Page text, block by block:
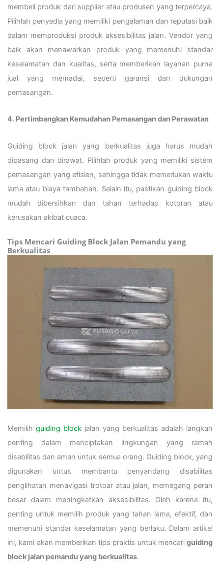
membeli produk dari supplier atau produsen yang terpercaya.
Pilihlah penyedia yang memiliki pengalaman dan reputasi baik
dalam memproduksi produk aksesibilitas jalan. Vendor yang
baik akan menawarkan produk yang memenuhi standar
keselamatan dan kualitas, serta memberikan layanan purna
jual yang memadai, seperti garansi dan dukungan
pemasangan.
4. Pertimbangkan Kemudahan Pemasangan dan Perawatan
Guiding block jalan yang berkualitas juga harus mudah
dipasang dan dirawat. Pilihlah produk yang memiliki sistem
pemasangan yang efisien, sehingga tidak memerlukan waktu
lama atau biaya tambahan. Selain itu, pastikan guiding block
mudah dibersihkan dan tahan terhadap kotoran atau
kerusakan akibat cuaca.
Tips Mencari Guiding Block Jalan Pemandu yang
Berkualitas
Memilih guiding block jalan yang berkualitas adalah langkah
penting dalam menciptakan lingkungan yang ramah
disabilitas dan aman untuk semua orang. Guiding block, yang
digunakan untuk membantu penyandang disabilitas
penglihatan menavigasi trotoar atau jalan, memegang peran
besar dalam meningkatkan aksesibilitas. Oleh karena itu,
penting untuk memilih produk yang tahan lama, efektif, dan
memenuhi standar keselamatan yang berlaku. Dalam artikel
ini, kami akan memberikan tips praktis untuk mencari guiding
block jalan pemandu yang berkualitas.